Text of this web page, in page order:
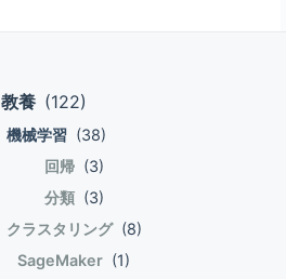
教養 (122)
機械学習 (38)
回帰 (3)
分類 (3)
クラスタリング (8)
SageMaker (1)